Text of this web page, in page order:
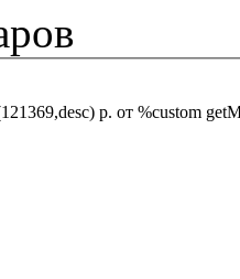
р. от %custom